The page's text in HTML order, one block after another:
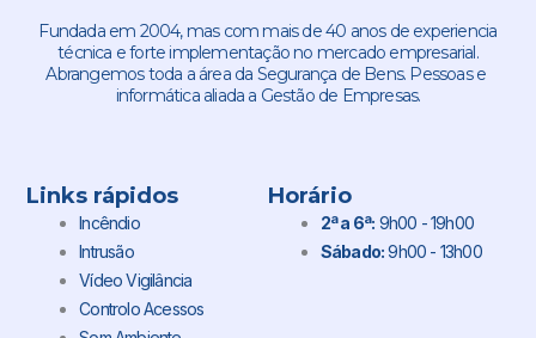
Fundada em 2004, mas com mais de 40 anos de experiencia
técnica e forte implementação no mercado empresarial.
Abrangemos toda a área da Segurança de Bens. Pessoas e
informática aliada a Gestão de Empresas.
Links rápidos
Incêndio
Intrusão
Vídeo Vigilância
Controlo Acessos
Horário
2ª a 6ª: 9h00 - 19h00
Sábado:9h00 - 13h00